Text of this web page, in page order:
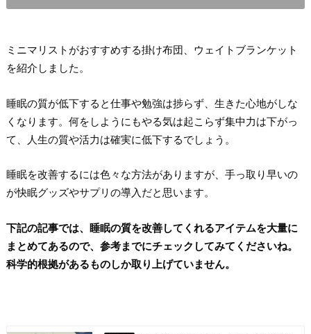
ミニマリストがおすすめする掛け布団、ウェイトブランケット
を紹介しました。
睡眠の質が低下すると仕事や勉強は捗らず、生きた心地がしな
くなります。何をしようにもやる気は起こらず集中力は下がっ
て、人生の質や活力は確実に低下するでしょう。
睡眠を改善するには色々な方法がありますが、手っ取り早いの
が快眠グッズやサプリの導入だと思います。
下記の記事では、睡眠の質を改善してくれるアイテムを大量に
まとめてあるので、参考までにチェックしてみてくださいね。
科学的根拠があるものしか取り上げていません。